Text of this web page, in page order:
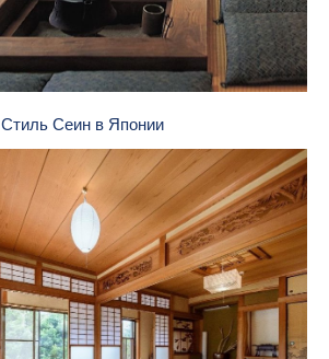
Стиль Сеин в Японии